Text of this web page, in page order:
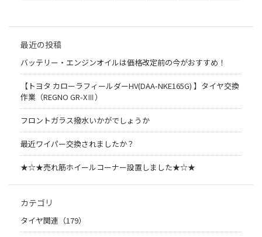
最近の投稿
バッテリー・エンジンオイルは価格改定前の今がおすすめ！
【トヨタ カローラフィールダーHV(DAA-NKE165G) 】タイヤ交換
作業（REGNO GR-XⅢ）
フロントガラス撥水いかがでしょうか
最近ワイパー交換されましたか？
★☆★売れ筋ホイールコーナー設置しました★☆★
カテゴリ
タイヤ関連（179）